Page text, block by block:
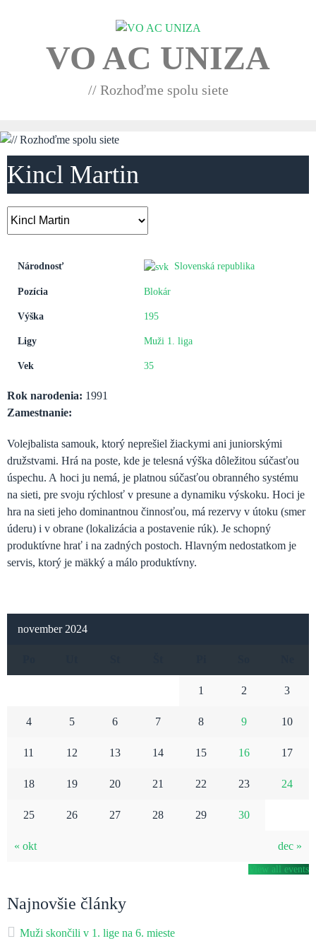
VO AC UNIZA
// Rozhoďme spolu siete
Kincl Martin
Národnosť Slovenská republika
Pozícia Blokár
Výška 195
Ligy Muži 1. liga
Vek 35
Rok narodenia: 1991
Zamestnanie:
Volejbalista samouk, ktorý neprešiel žiackymi ani juniorskými
družstvami. Hrá na poste, kde je telesná výška dôležitou súčasťou
úspechu. A hoci ju nemá, je platnou súčasťou obranného systému
na sieti, pre svoju rýchlosť v presune a dynamiku výskoku. Hoci je
hra na sieti jeho dominantnou činnosťou, má rezervy v útoku (smer
úderu) i v obrane (lokalizácia a postavenie rúk). Je schopný
produktívne hrať i na zadných postoch. Hlavným nedostatkom je
servis, ktorý je mäkký a málo produktívny.
november 2024
« okt dec »
1 2 3
4 5 6 7 8 9 10
11 12 13 14 15 16 17
18 19 20 21 22 23 24
25 26 27 28 29 30
View all events
Najnovšie články
Muži skončili v 1. lige na 6. mieste